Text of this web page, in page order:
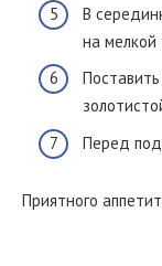
В
на мелкой
Перед
Приятного